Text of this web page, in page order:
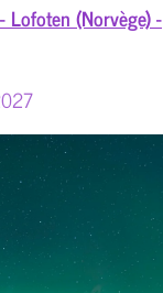
Lofoten (Norvège) -